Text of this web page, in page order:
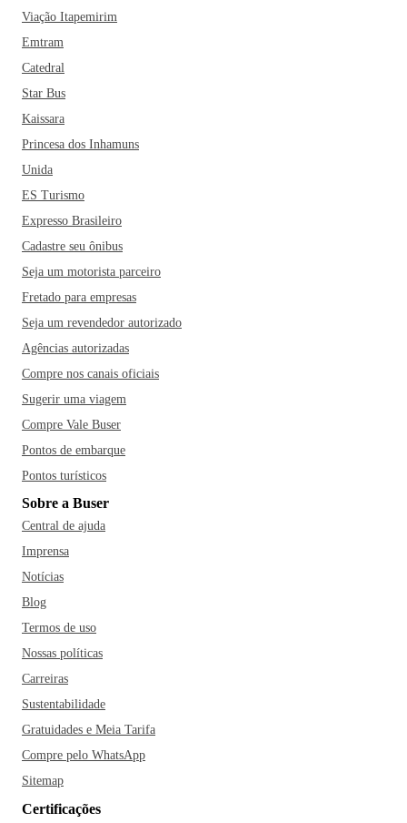
Viação Itapemirim
Emtram
Catedral
Star Bus
Kaissara
Princesa dos Inhamuns
Unida
ES Turismo
Expresso Brasileiro
Cadastre seu ônibus
Seja um motorista parceiro
Fretado para empresas
Seja um revendedor autorizado
Agências autorizadas
Compre nos canais oficiais
Sugerir uma viagem
Compre Vale Buser
Pontos de embarque
Pontos turísticos
Sobre a Buser
Central de ajuda
Imprensa
Notícias
Blog
Termos de uso
Nossas políticas
Carreiras
Sustentabilidade
Gratuidades e Meia Tarifa
Compre pelo WhatsApp
Sitemap
Certificações